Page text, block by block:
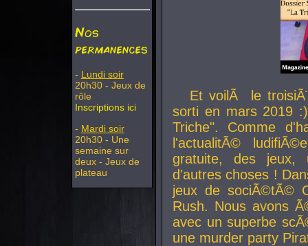
Nos
permanences
- Lundi soir
20h30 - Jeux de
rôle
Inscriptions ici
- Mardi soir
20h30 - Une
semaine sur
deux - Jeux de
plateau
Et voilÃ le
sorti en mars 2019
Triche". Comme
l'actualitÃ©
gratuite, des jeux,
d'autres choses !
jeux de sociÃ©tÃ©
Rush. Nous avons
avec un superbe
une murder party